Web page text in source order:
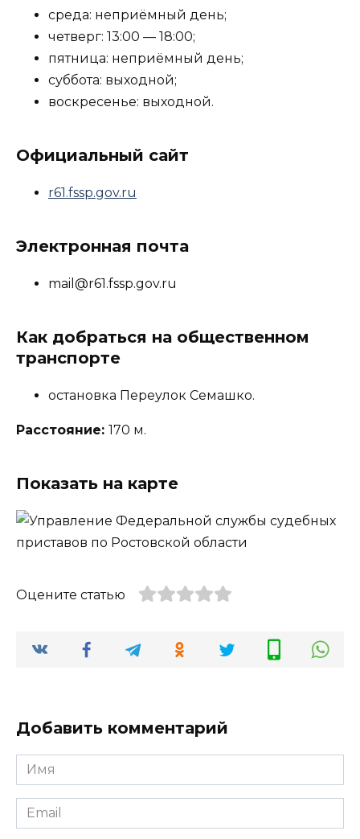
среда: неприёмный день;
четверг: 13:00 — 18:00;
пятница: неприёмный день;
суббота: выходной;
воскресенье: выходной.
Официальный сайт
r61.fssp.gov.ru
Электронная почта
mail@r61.fssp.gov.ru
Как добраться на общественном
транспорте
остановка Переулок Семашко.
Расстояние: 170 м.
Показать на карте
Оцените статью
Добавить комментарий
Имя
*
Email
*